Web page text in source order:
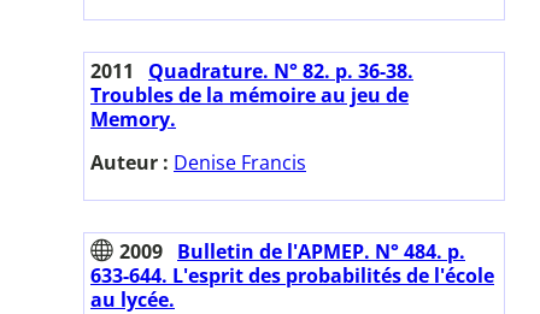
2011
Quadrature. N° 82. p. 36-38.
Troubles de la mémoire au jeu de
Memory.
Auteur : Denise Francis
2009 Bulletin de l'APMEP. N° 484. p.
633-644. L'esprit des probabilités de l'école
au lycée.